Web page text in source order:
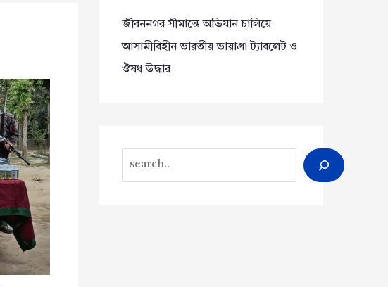
জীবননগর সীমান্তে অভিযান চালিয়ে
আসামীবিহীন ভারতীয় ভায়াগ্রা ট্যাবলেট ও
ঔষধ উদ্ধার